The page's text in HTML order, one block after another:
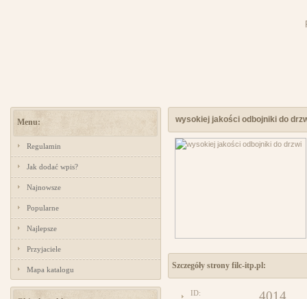
Menu:
Regulamin
Jak dodać wpis?
Najnowsze
Popularne
Najlepsze
Przyjaciele
Mapa katalogu
wysokiej jakości odbojniki do
Szczegóły strony filc-itp.pl:
ID: 4014